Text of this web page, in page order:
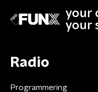
your
your
Radio
Programmering